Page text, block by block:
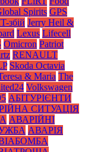
Spirits GPS
збій Jerry Heil &
Lexus Lifecell
Omicron Patriot
RENAULT
Skoda Octavia
& Maria The
Volkswagen
АБІТУРІЄНТИ
СИТУАЦІЯ
АВАРІЙНІ
АВАРІЯ